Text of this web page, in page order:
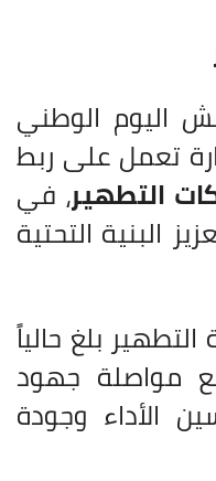
اليوم الوطني
تعمل على ربط
، في
البنية التحتية
بلغ حالياً
مواصلة جهود
الأداء وجودة